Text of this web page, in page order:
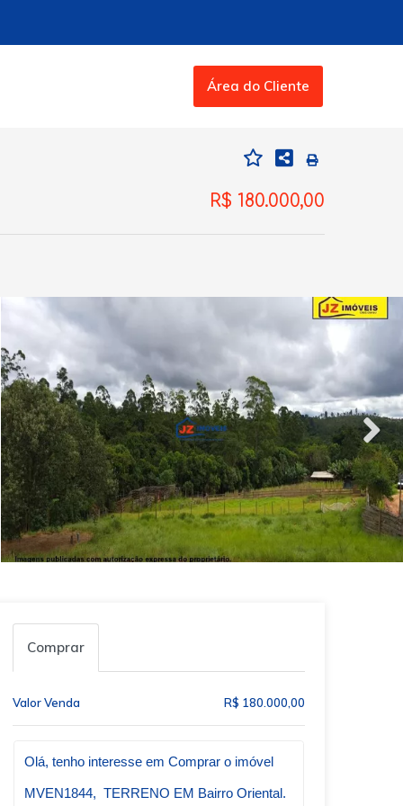
Área do Cliente
R$ 180.000,00
Comprar
Valor Venda R$ 180.000,00